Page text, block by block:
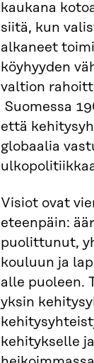
kaukana
siitä, kun
alkaneet
köyhyyden
valtion
Suomessa
että
globaalia
Visiot ovat
eteenpäin:
puolittunut,
kouluun ja
alle puoleen.
yksin
kehitykselle